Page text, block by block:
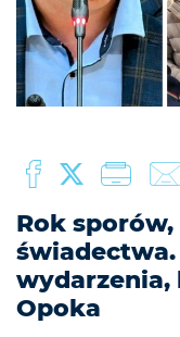
Rok
wydarzenia,
Opoka